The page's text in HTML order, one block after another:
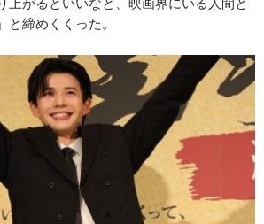
と締めくくった。